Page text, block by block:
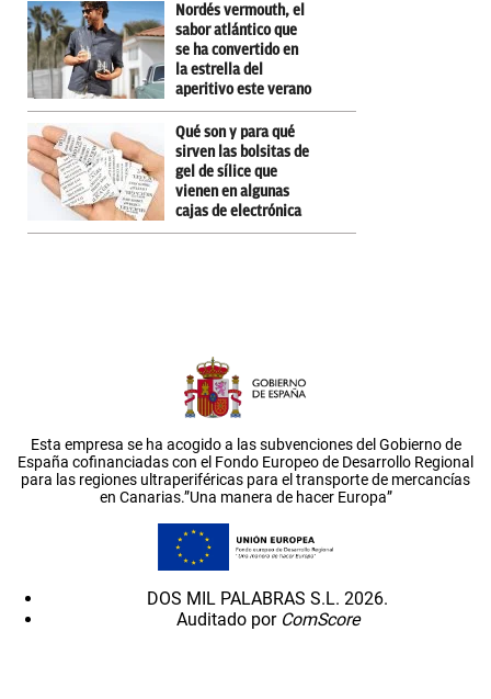
Nordés vermouth, el
sabor atlántico que
se ha convertido en
la estrella del
aperitivo este verano
Qué son y para qué
sirven las bolsitas de
gel de sílice que
vienen en algunas
cajas de electrónica
Esta empresa se ha acogido a las subvenciones del Gobierno de
España cofinanciadas con el Fondo Europeo de Desarrollo Regional
para las regiones ultraperiféricas para el transporte de mercancías
en Canarias.”Una manera de hacer Europa”
DOS MIL PALABRAS S.L. 2026.
Auditado por ComScore